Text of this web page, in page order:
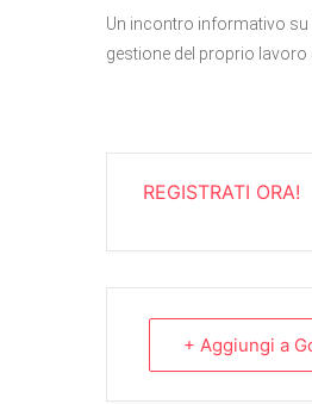
Un incontro informativo
gestione del proprio
REGISTRATI ORA!
+ Aggiungi a